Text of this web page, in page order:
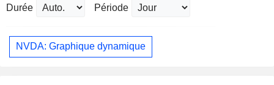
Durée Période
NVDA: Graphique dynamique